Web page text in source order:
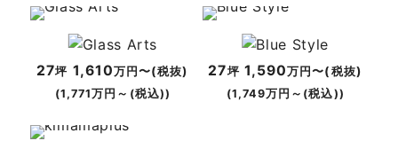
27坪 1,610万円〜(税抜)
(1,771万円～(税込))
27坪1,590万円〜(税抜)
(1,749万円～(税込))